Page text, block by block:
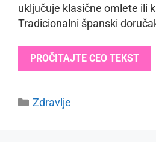
uključuje klasične omlete ili
Tradicionalni španski
PROČITAJTE CEO TEKST
Categories
Zdravlje